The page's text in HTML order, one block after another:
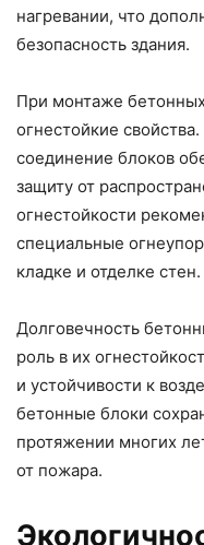
нагревании, что
безопасность здания.
При монтаже
огнестойкие
соединение блоков
защиту от
огнестойкости
специальные
кладке и отделке стен.
Долговечность
роль в их
и устойчивости к
бетонные блоки
протяжении многих
от пожара.